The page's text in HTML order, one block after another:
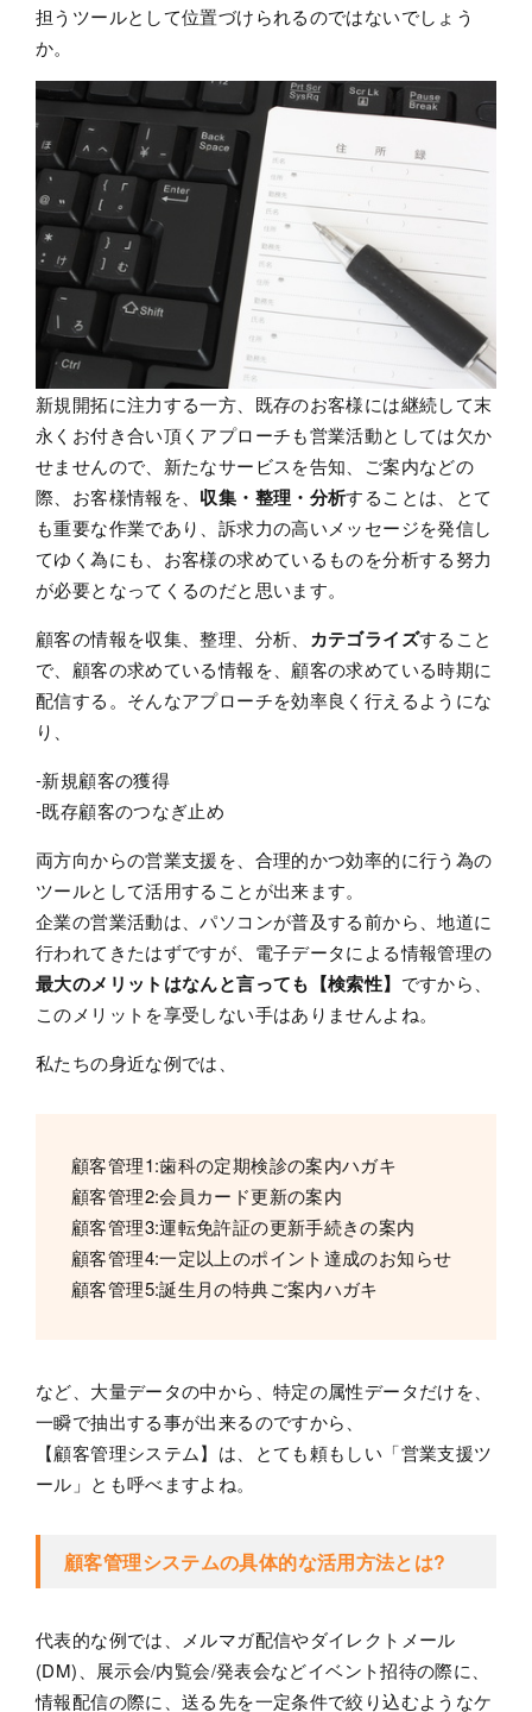
担うツールとして位置づけられるのではないでしょう
か。
新規開拓に注力する一方、既存のお客様には継続して末
永くお付き合い頂くアプローチも営業活動としては欠か
せませんので、新たなサービスを告知、ご案内などの
際、お客様情報を、 収集・整理・分析することは、とて
も重要な作業であり、訴求力の高いメッセージを発信し
てゆく為にも、お客様の求めているものを分析する努力
が必要となってくるのだと思います。
顧客の情報を収集、整理、分析、 カテゴライズすること
で、顧客の求めている情報を、顧客の求めている時期に
配信する。そんなアプローチを効率良く行えるようにな
り、
‐新規顧客の獲得
‐既存顧客のつなぎ止め
両方向からの営業支援を、合理的かつ効率的に行う為の
ツールとして活用することが出来ます。
企業の営業活動は、パソコンが普及する前から、地道に
行われてきたはずですが、電子データによる情報管理の
最大のメリットはなんと言っても【検索性】 ですから、
このメリットを享受しない手はありませんよね。
私たちの身近な例では、
顧客管理1:歯科の定期検診の案内ハガキ
顧客管理2:会員カード更新の案内
顧客管理3:運転免許証の更新手続きの案内
顧客管理4:一定以上のポイント達成のお知らせ
顧客管理5:誕生月の特典ご案内ハガキ
など、大量データの中から、特定の属性データだけを、
一瞬で抽出する事が出来るのですから、
【顧客管理システム】は、とても頼もしい「営業支援ツ
ール」とも呼べますよね。
顧客管理システムの具体的な活用方法とは?
代表的な例では、メルマガ配信やダイレクトメール
(DM)、展示会/内覧会/発表会などイベント招待の際に、
情報配信の際に、送る先を一定条件で絞り込むようなケ